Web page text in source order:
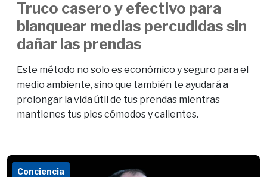
Truco casero y efectivo para
blanquear medias percudidas sin
dañar las prendas
Este método no solo es económico y seguro para el
medio ambiente, sino que también te ayudará a
prolongar la vida útil de tus prendas mientras
mantienes tus pies cómodos y calientes.
Conciencia